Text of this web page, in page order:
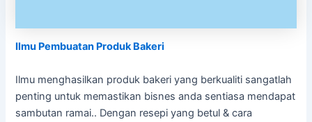
Ilmu Pembuatan Produk Bakeri
Ilmu menghasilkan produk bakeri yang berkualiti sangatlah
penting untuk memastikan bisnes anda sentiasa mendapat
sambutan ramai.. Dengan resepi yang betul & cara